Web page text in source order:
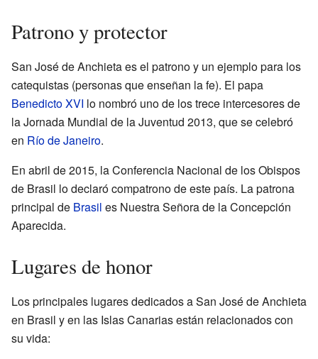
Patrono y protector
San José de Anchieta es el patrono y un ejemplo para los
catequistas (personas que enseñan la fe). El papa
Benedicto XVI lo nombró uno de los trece intercesores de
la Jornada Mundial de la Juventud 2013, que se celebró
en Río de Janeiro.
En abril de 2015, la Conferencia Nacional de los Obispos
de Brasil lo declaró compatrono de este país. La patrona
principal de Brasil es Nuestra Señora de la Concepción
Aparecida.
Lugares de honor
Los principales lugares dedicados a San José de Anchieta
en Brasil y en las Islas Canarias están relacionados con
su vida: